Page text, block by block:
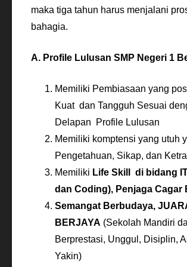
maka tiga tahun harus menjalani
bahagia.
A. Profile Lulusan SMP Negeri 1
Memiliki Pembiasaan yang
Kuat dan Tangguh Sesuai
Delapan Profile Lulusan
Memiliki komptensi yang utuh
Pengetahuan, Sikap, dan
Memiliki Life Skill di bidang
dan Coding), Penjaga Cagar
Semangat Berbudaya,
BERJAYA (Sekolah Mandiri
Berprestasi, Unggul, Disiplin,
Yakin)